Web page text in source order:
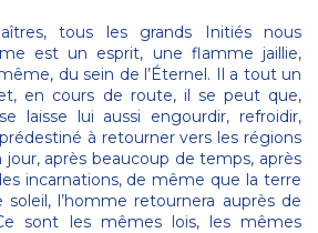
tous les grands Initiés nous
est un esprit, une flamme jaillie,
du sein de l’Éternel. Il a tout un
en cours de route, il se peut que,
laisse lui aussi engourdir, refroidir,
à retourner vers les régions
jour, après beaucoup de temps, après
incarnations, de même que la terre
l’homme retournera auprès de
sont les mêmes lois, les mêmes